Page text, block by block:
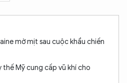
mờ mịt sau cuộc khẩu chiến
Mỹ cung cấp vũ khí cho